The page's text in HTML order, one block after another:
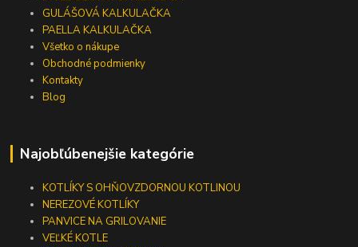
GULÁŠOVÁ KALKULAČKA
PAELLA KALKULAČKA
Všetko o nákupe
Obchodné podmienky
Kontakty
Blog
Najobľúbenejšie kategórie
KOTLÍKY S OHŇOVZDORNOU KOTLINOU
NEREZOVÉ KOTLÍKY
PANVICE NA GRILOVANIE
VEĽKÉ KOTLE